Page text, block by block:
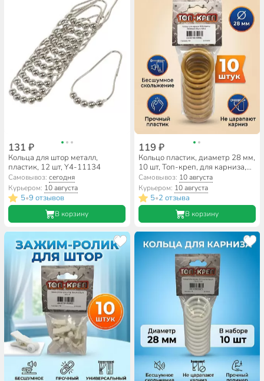
131 ₽
Кольца для штор металл,
пластик, 12 шт, Y4-11134
Самовывоз:сегодня
Курьером: 10 августа
5•9 отзывов
В корзину
119 ₽
Кольцо пластик, диаметр 28 мм,
10 шт, Топ-креп, для карниза,
бежевое, 126-2
Самовывоз: 10 августа
Курьером: 10 августа
5•2 отзыва
В корзину